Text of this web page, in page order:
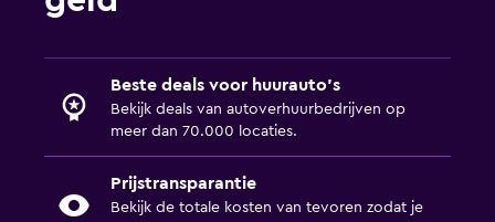
Beste deals voor huurauto's
Bekijk deals van autoverhuurbedrijven op
meer dan 70.000 locaties.
Prijstransparantie
Bekijk de totale kosten van tevoren zodat je